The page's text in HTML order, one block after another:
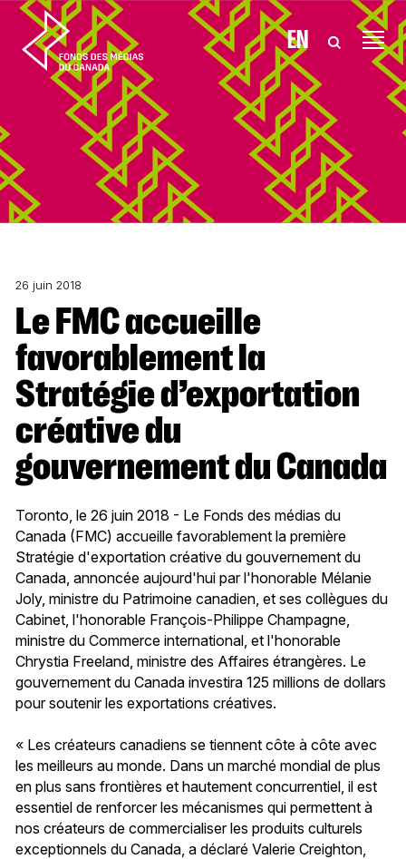
Aller au contenu EN
26 juin 2018
Le FMC accueille
favorablement la
Stratégie d’exportation
créative du
gouvernement du Canada
Toronto, le 26 juin 2018 - Le Fonds des médias du
Canada (FMC) accueille favorablement la première
Stratégie d'exportation créative du gouvernement du
Canada, annoncée aujourd'hui par l'honorable Mélanie
Joly, ministre du Patrimoine canadien, et ses collègues du
Cabinet, l'honorable François-Philippe Champagne,
ministre du Commerce international, et l'honorable
Chrystia Freeland, ministre des Affaires étrangères. Le
gouvernement du Canada investira 125 millions de dollars
pour soutenir les exportations créatives.
« Les créateurs canadiens se tiennent côte à côte avec
les meilleurs au monde. Dans un marché mondial de plus
en plus sans frontières et hautement concurrentiel, il est
essentiel de renforcer les mécanismes qui permettent à
nos créateurs de commercialiser les produits culturels
exceptionnels du Canada, a déclaré Valerie Creighton,